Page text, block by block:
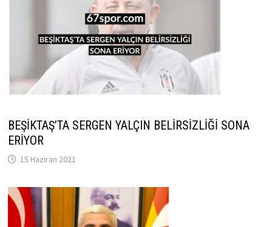
BEŞİKTAŞ’TA SERGEN YALÇIN BELİRSİZLİĞİ SONA
ERİYOR
15 Haziran 2021